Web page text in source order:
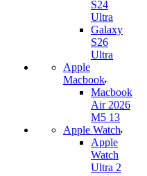
S24
Ultra
Galaxy
S26
Ultra
Apple
Macbook
Macbook
Air 2026
M5 13
Apple Watch
Apple
Watch
Ultra 2